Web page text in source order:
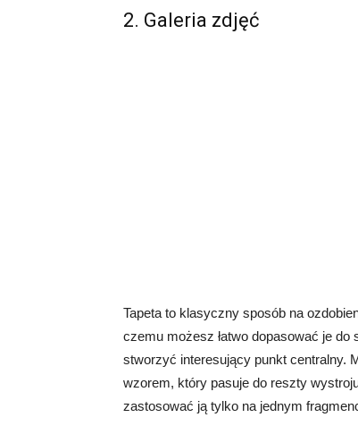
2. Galeria zdjęć
Tapeta to klasyczny sposób na
czemu możesz łatwo dopasować je
stworzyć interesujący punkt centralny.
wzorem, który pasuje do reszty
zastosować ją tylko na jednym